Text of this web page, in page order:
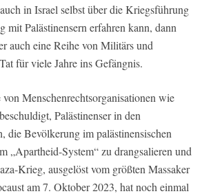
in Israel selbst über die Kriegsführung
mit Palästinensern erfahren kann, dann
auch eine Reihe von Militärs und
für viele Jahre ins Gefängnis.
Menschenrechtsorganisationen wie
Palästinenser in den
die Bevölkerung im palästinensischen
„Apartheid-System“ zu drangsalieren und
Krieg, ausgelöst vom größten Massaker
am 7. Oktober 2023, hat noch einmal